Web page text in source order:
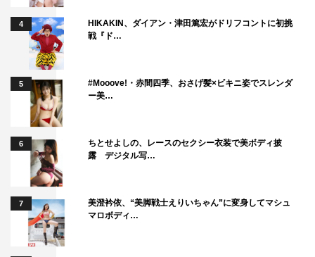
り組ませていただき、その時に一緒に何か作っていく相手
は岸谷五朗か塚地武雅しかない、と確信したんです」と打
ち明け、塚地は照れ笑い。
「笑いがとても真摯。悪ふざけでなく感情にのっとった演
じる延長線上の笑い。笑いがきれいなんです」と塚地の魅
力を語ると「笑い“が”って言うと他が汚いという意味に取
れるって」と塚地がツッコみ、会場は笑いに包まれた。
即興劇の経験を聞かれると、山口は「ほぼないですね。自
信はないですが“ある気持ち”で頑張ります！」と宣言。早
川が「乃木坂46に加入する以前、お芝居がもともと好き
で、演劇のワークショップに行っていたときに何度かエチ
ュードをレッスンという形でやらせていただいた」と明か
4
HIKAKIN、ダイアン・津田篤宏がドリフコントに初挑
戦『ド…
5
#Mooove!・赤間四季、おさげ髪×ビキニ姿でスレンダ
ー美…
6
ちとせよしの、レースのセクシー衣装で美ボディ披
露 デジタル写…
7
美澄衿依、“美脚戦士えりいちゃん”に変身してマシュ
マロボディ…